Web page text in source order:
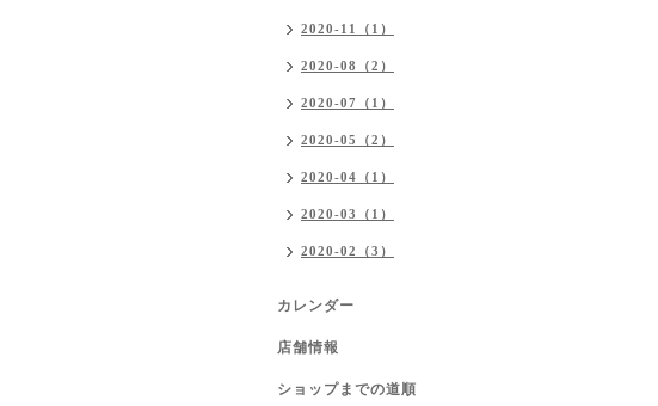
2020-11（1）
2020-08（2）
2020-07（1）
2020-05（2）
2020-04（1）
2020-03（1）
2020-02（3）
カレンダー
店舗情報
ショップまでの道順